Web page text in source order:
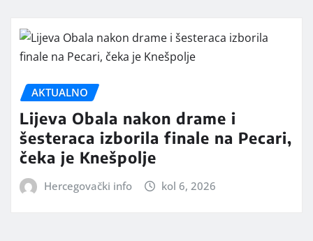
AKTUALNO
Lijeva Obala nakon drame i
šesteraca izborila finale na Pecari,
čeka je Knešpolje
Hercegovački info kol 6, 2026